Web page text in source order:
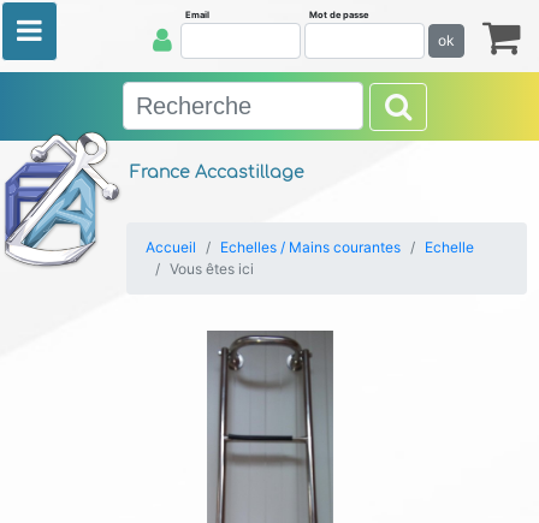
France Accastillage
Email Mot de passe
ok
Accueil Echelles / Mains courantes
Echelle
Vous êtes ici